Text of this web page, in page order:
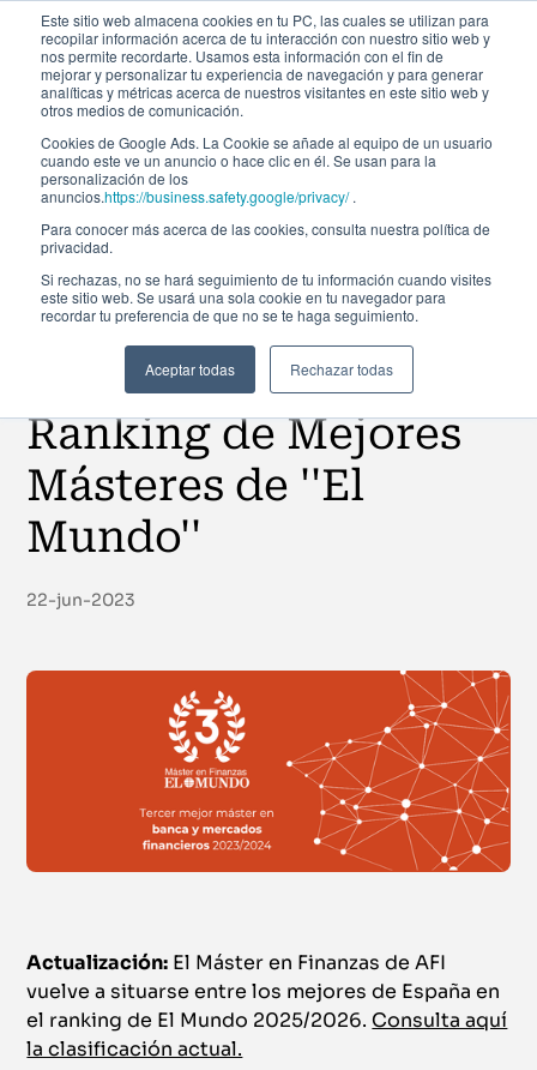
Este sitio web almacena cookies en tu PC, las cuales se utilizan para
recopilar información acerca de tu interacción con nuestro sitio web y
nos permite recordarte. Usamos esta información con el fin de
mejorar y personalizar tu experiencia de navegación y para generar
analíticas y métricas acerca de nuestros visitantes en este sitio web y
otros medios de comunicación.
Cookies de Google Ads. La Cookie se añade al equipo de un usuario
cuando este ve un anuncio o hace clic en él. Se usan para la
personalización de los
anuncios.https://business.safety.google/privacy/.
Para conocer más acerca de las cookies, consulta nuestra política de
privacidad.
Si rechazas, no se hará seguimiento de tu información cuando visites
este sitio web. Se usará una sola cookie en tu navegador para
recordar tu preferencia de que no se te haga seguimiento.
Aceptar todas Rechazar todas
Noticias
El Máster en Finanzas
consigue la tercera
posición en el
Ranking de Mejores
Másteres de ''El
Mundo''
22-jun-2023
Actualización: El Máster en Finanzas de AFI
vuelve a situarse entre los mejores de España en
el ranking de El Mundo 2025/2026. Consulta aquí
la clasificación actual.